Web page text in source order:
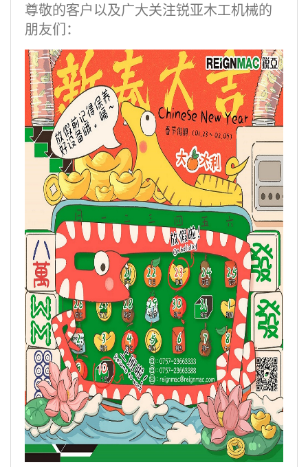
尊敬的客户以及广大关注锐亚木工机械的
朋友们：